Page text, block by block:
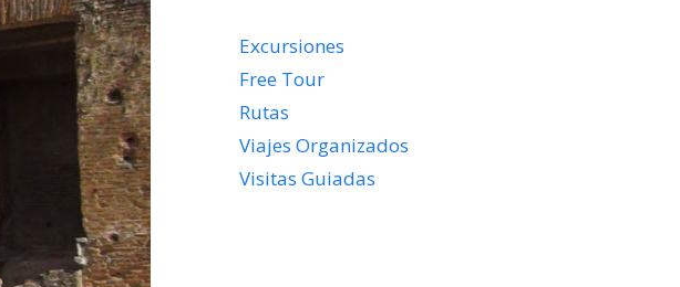
Excursiones
Free Tour
Rutas
Viajes Organizados
Visitas Guiadas